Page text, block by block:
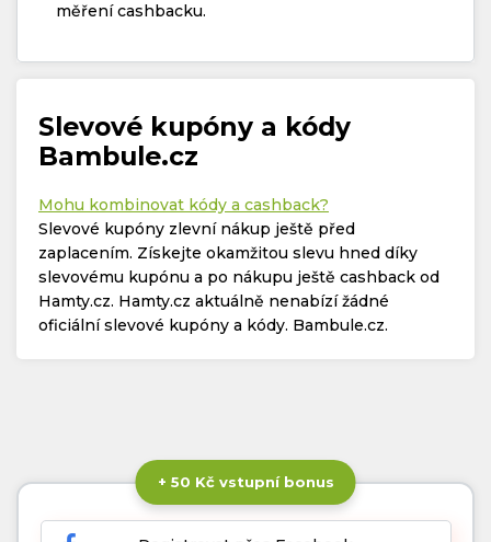
měření cashbacku.
Slevové kupóny a kódy
Bambule.cz
Mohu kombinovat kódy a cashback?
Slevové kupóny zlevní nákup ještě před
zaplacením. Získejte okamžitou slevu hned díky
slevovému kupónu a po nákupu ještě cashback od
Hamty.cz. Hamty.cz aktuálně nenabízí žádné
oficiální slevové kupóny a kódy. Bambule.cz.
+ 50 Kč vstupní bonus